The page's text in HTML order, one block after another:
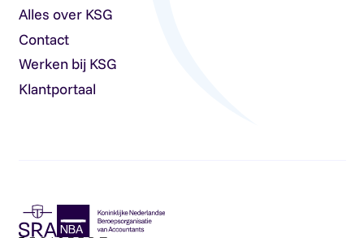
Alles over KSG
Contact
Werken bij KSG
Klantportaal